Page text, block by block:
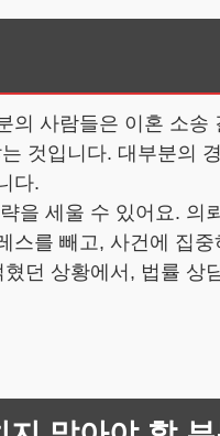
사람들은 이혼 소
것입니다. 대부분의
다.
을 세울 수 있어요.
를 빼고, 사건에 집
던 상황에서, 법률